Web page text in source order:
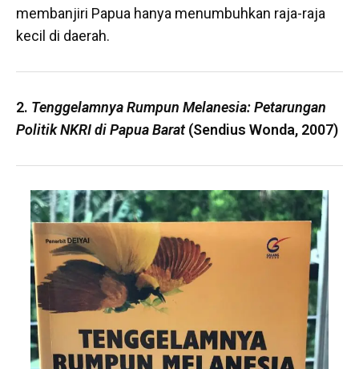
membanjiri Papua hanya menumbuhkan raja-raja
kecil di daerah.
2. Tenggelamnya Rumpun Melanesia: Petarungan
Politik NKRI di Papua Barat (Sendius Wonda, 2007)